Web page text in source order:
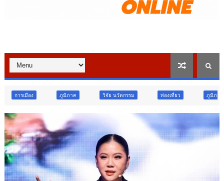
ภูมิภาค วิจัย นวัตกรรม ท่องเที่ยว ภูมิภาค สังคม